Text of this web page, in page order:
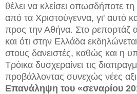
θέλει να κλείσει οπωσδήποτε
από τα Χριστούγεννα, γι' αυτό
προς την Αθήνα. Στο ρεπορτάζ
και ότι στην Ελλάδα
στους δανειστές, καθώς και η
Τρόικα δυσχεραίνει τις
προβάλλοντας συνεχώς νέες
Eπανάληψη του «σεναρίου